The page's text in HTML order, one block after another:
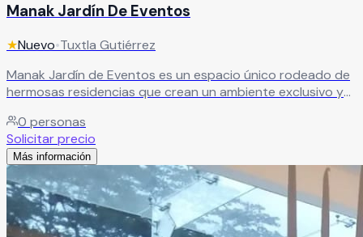
Manak Jardín De Eventos
★Nuevo•Tuxtla Gutiérrez
Manak Jardín de Eventos es un espacio único rodeado de
hermosas residencias que crean un ambiente exclusivo y
impresionante techo y un hermoso jardín que en conjunto
brindan un escenario versátil y lleno de estilo. Su esencia
combina un estilo vintage en perfecta armonía con la
naturaleza, destacando elementos como piedras gigantes,
árboles, piso de madera, polvo volcánico y áreas verdes
que envuelven el lugar en un ambiente bohemio y mágico,
ideal para celebraciones inolvidables.Leer más
0 personas
Solicitar precio
Más información